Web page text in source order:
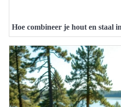
Hoe combineer je hout en staal